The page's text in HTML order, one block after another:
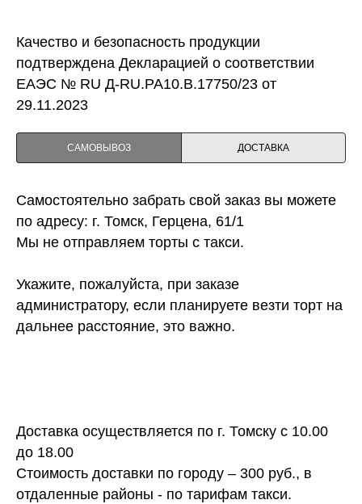
Качество и безопасность продукции
подтверждена Декларацией о соответствии
ЕАЭС № RU Д-RU.PA10.B.17750/23 от
29.11.2023
САМОВЫВОЗ ДОСТАВКА
Самостоятельно забрать свой заказ вы можете
по адресу: г. Томск, Герцена, 61/1
Мы не отправляем торты с такси.
Укажите, пожалуйста, при заказе
администратору, если планируете везти торт на
дальнее расстояние, это важно.
Доставка осуществляется по г. Томску с 10.00
до 18.00
Стоимость доставки по городу – 300 руб., в
отдаленные районы - по тарифам такси.